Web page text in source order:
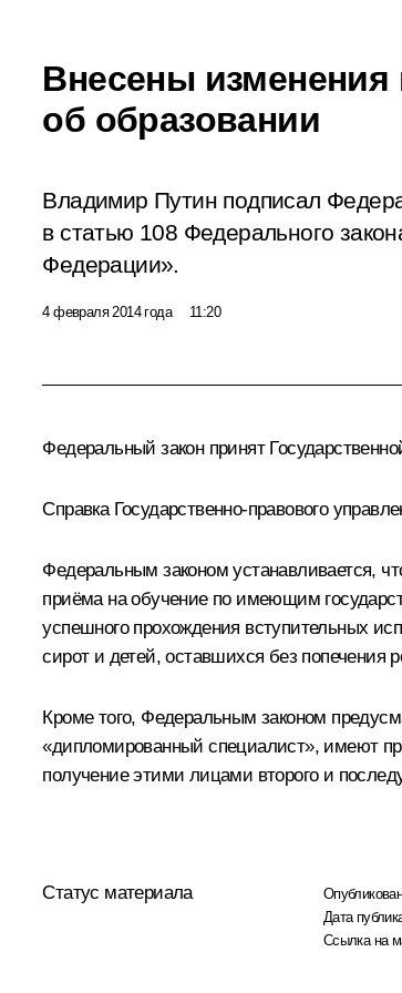
Внесены изменения
об образовании
Владимир Путин подписал
в статью 108 Федерального
Федерации».
4 февраля 2014 года 11:20
Федеральный закон принят
Справка Государственно-правового
Федеральным законом устанавливается,
приёма на обучение по имеющим
успешного прохождения вступительных
сирот и детей, оставшихся без попечения
Кроме того, Федеральным законом
«дипломированный специалист», имеют
получение этими лицами второго и
Статус материала
Дата
Ссылка на